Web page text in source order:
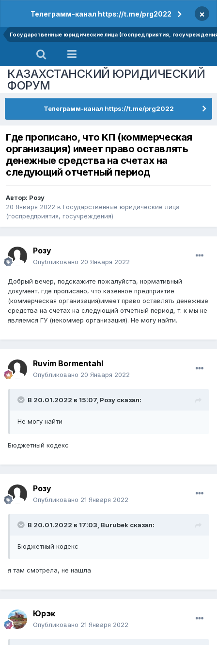
Телеграмм-канал https://t.me/prg2022 ×
Государственные юридические лица (госпредприятия,
КАЗАХСТАНСКИЙ ЮРИДИЧЕСКИЙ
ФОРУМ
Телеграмм-канал https://t.me/prg2022
Где прописано, что КП (коммерческая
организация) имеет право оставлять
денежные средства на счетах на
следующий отчетный период
Автор: Розу
20 Января 2022 в Государственные юридические лица
(госпредприятия, госучреждения)
Розу
Опубликовано 20 Января 2022
Добрый вечер, подскажите пожалуйста, нормативный
документ, где прописано, что казенное предприятие
(коммерческая организация)имеет право оставлять денежные
средства на счетах на следующий отчетный период, т. к мы не
являемся ГУ (некоммер организация). Не могу найти.
Ruvim Bormentahl
Опубликовано 20 Января 2022
В 20.01.2022 в 15:07, Розу сказал:
Не могу найти
Бюджетный кодекс
Розу
Опубликовано 21 Января 2022
В 20.01.2022 в 17:03, Burubek сказал:
Бюджетный кодекс
я там смотрела, не нашла
Юрэк
Опубликовано 21 Января 2022